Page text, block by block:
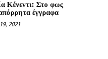
Κένεντι: Στο φως
έγγραφα
2021